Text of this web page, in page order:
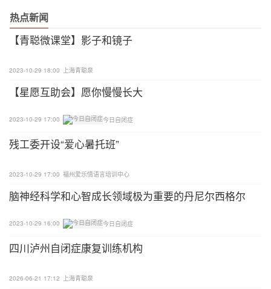
1、早发现早治疗，以免形成习惯。
2、第一次是最重要的，告诉所有相关人员我是如何
3、坚持原则，有耐心，使用有效方法三个月以上。
4、问题行为得到有效处理后，还需要一段时间的巩
一是对于可能暴露在新鲜感下的事物，要提前做好心
理建设，以免引起过度兴奋；
切开始，比如伸手，坐着，不偷东西，不抢东西，不
热点新闻
【青聪微课堂】影子和镜子
2023-10-29 18:00 上海青聪泉
【星愿互助会】愿你慢慢长大
2023-10-29 17:00 今日自闭症
残工委开设“爱心暑托班”
2023-10-29 17:00 福州爱乐情语言培训中心
脑神经科学和心智成长领域极为重要的丹尼尔西格尔
2023-10-29 16:00 今日自闭症
四川泸州自闭症康复训练机构
2026-06-21 17:12 上海青聪泉